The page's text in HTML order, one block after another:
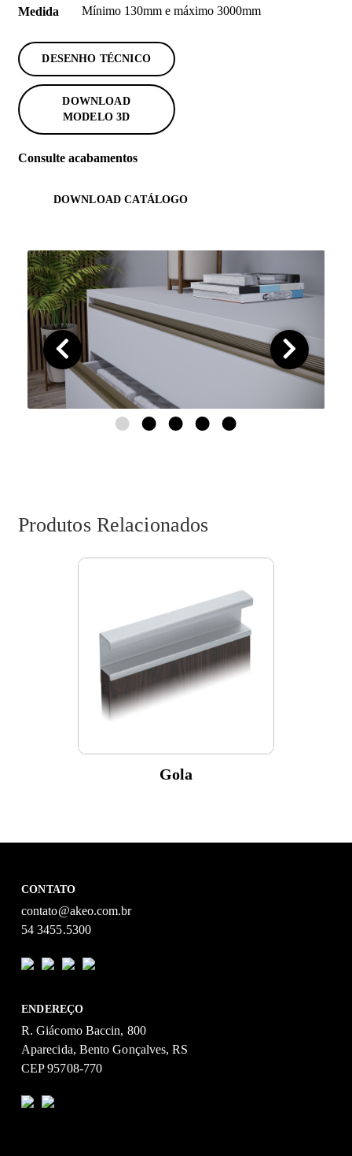
Medida
Mínimo 130mm e máximo 3000mm
DESENHO TÉCNICO
DOWNLOAD
MODELO 3D
Consulte acabamentos
DOWNLOAD CATÁLOGO
Produtos Relacionados
Gola
CONTATO
contato@akeo.com.br
54 3455.5300
ENDEREÇO
R. Giácomo Baccin, 800
Aparecida, Bento Gonçalves, RS
CEP 95708-770